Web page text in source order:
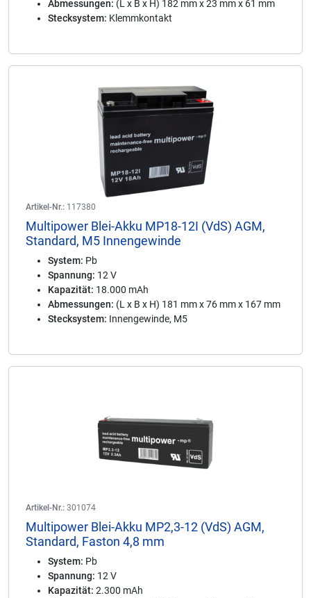
Abmessungen: (L x B x H) 182 mm x 23 mm x 61 mm
Stecksystem: Klemmkontakt
Artikel-Nr.: 117380
Multipower Blei-Akku MP18-12I (VdS) AGM,
Standard, M5 Innengewinde
System: Pb
Spannung: 12 V
Kapazität: 18.000 mAh
Abmessungen: (L x B x H) 181 mm x 76 mm x 167 mm
Stecksystem: Innengewinde, M5
Artikel-Nr.: 301074
Multipower Blei-Akku MP2,3-12 (VdS) AGM,
Standard, Faston 4,8 mm
System: Pb
Spannung: 12 V
Kapazität: 2.300 mAh